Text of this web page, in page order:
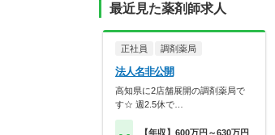
最近見た薬剤師求人
正社員 調剤薬局
法人名非公開
高知県に2店舗展開の調剤薬局で
す☆ 週2.5休で…
【年収】600万円～630万円